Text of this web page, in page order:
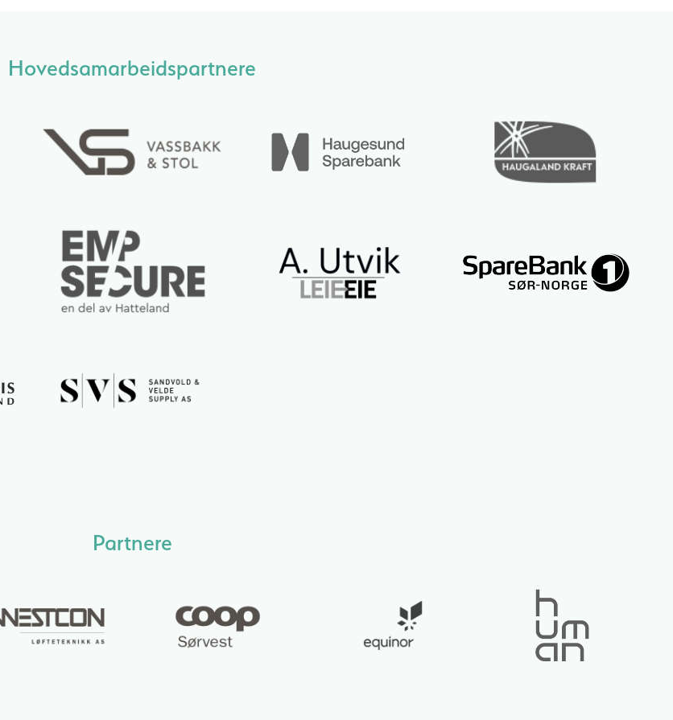
Hovedsamarbeidspartnere
Partnere